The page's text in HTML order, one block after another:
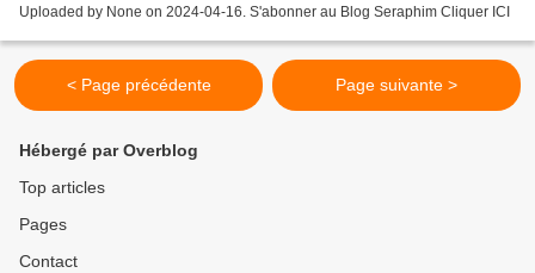
Uploaded by None on 2024-04-16. S'abonner au Blog Seraphim Cliquer ICI
< Page précédente Page suivante >
Hébergé par Overblog
Top articles
Pages
Contact